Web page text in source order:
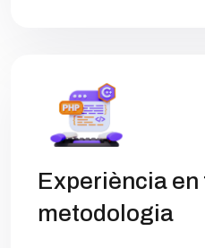
Experiència
metodologia